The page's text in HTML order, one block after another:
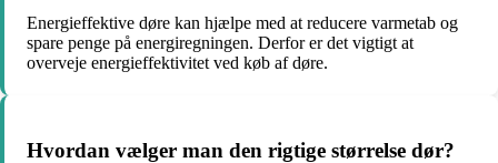
Energieffektive døre kan hjælpe med at reducere varmetab og
spare penge på energiregningen. Derfor er det vigtigt at
overveje energieffektivitet ved køb af døre.
Hvordan vælger man den rigtige størrelse dør?